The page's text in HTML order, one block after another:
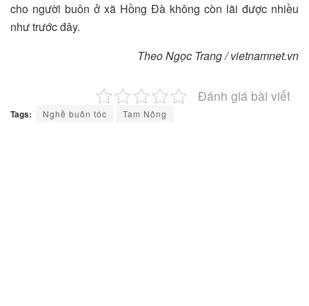
cho người buôn ở xã Hồng Đà không còn lãi được nhiều
như trước đây.
Theo Ngọc Trang / vietnamnet.vn
Đánh giá bài viết
Tags: Nghề buôn tóc Tam Nông